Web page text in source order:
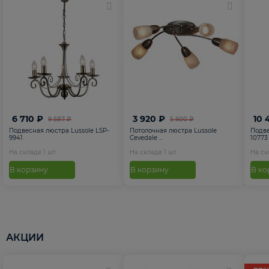
9 587 ₽
6 710 ₽
Подвесная люстра Lussole LSP-
9941
На складе 1 шт
В корзину
5 600 ₽
3 920 ₽
Потолочная люстра Lussole
Cevedale ...
На складе 1 шт
В корзину
10
10773
На
В
АКЦИИ